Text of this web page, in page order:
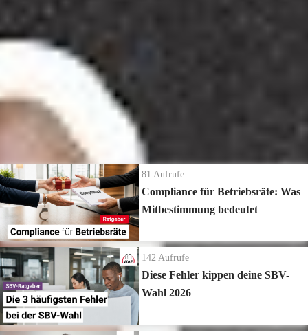
Damit dieser Wunsch auch erfüllt werden kann, erfahrt ihr in diesem
Video, welche Voraussetzungen für die Gründung einer JAV nötig
sind und erhaltet wertvolle Tipps auf eurem Weg zu Jugend- und
Auszubildendenvertretung.
Die neuesten Ratgeber Videos
81 Aufrufe
Compliance für Betriebsräte: Was
Mitbestimmung bedeutet
142 Aufrufe
Diese Fehler kippen deine SBV-
Wahl 2026